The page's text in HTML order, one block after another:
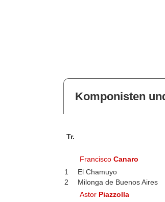
Komponisten
Tr.
FranciscoCanaro
1
El Chamuyo
2
Milonga de Buenos Aires
Astor Piazzolla